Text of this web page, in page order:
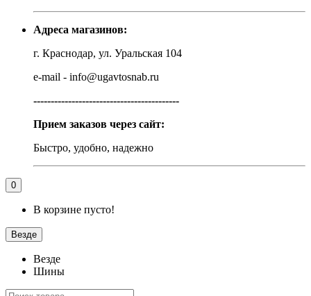
Адреса магазинов:
г. Краснодар, ул. Уральская 104
e-mail - info@ugavtosnab.ru
------------------------------------------
Прием заказов через сайт:
Быстро, удобно, надежно
0
В корзине пусто!
Везде
Везде
Шины